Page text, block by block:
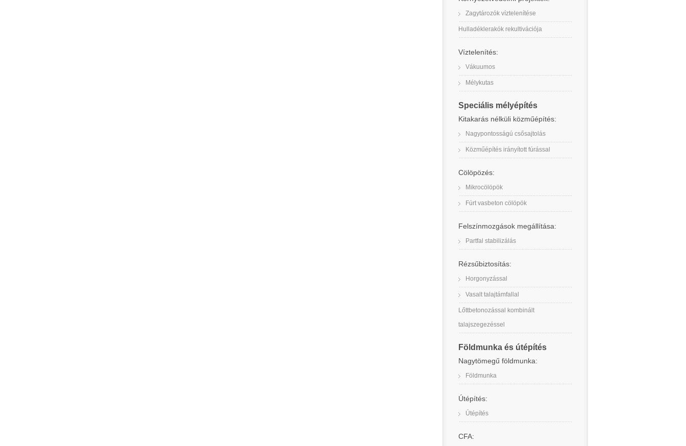
Zagytározók víztelenítése
Hulladéklerakók rekultivációja
Víztelenítés:
Vákuumos
Mélykutas
Speciális mélyépítés
Kitakarás nélküli közműépítés:
Nagypontosságú csősajtolás
Közműépítés irányított fúrással
Cölöpözés:
Mikrocölöpök
Fúrt vasbeton cölöpök
Felszínmozgások megállítása:
Partfal stabilizálás
Rézsűbiztosítás:
Horgonyzással
Vasalt talajtámfallal
Lőttbetonozással kombinált
talajszegezéssel
Földmunka és útépítés
Nagytömegű földmunka:
Földmunka
Útépítés:
Útépítés
CFA: